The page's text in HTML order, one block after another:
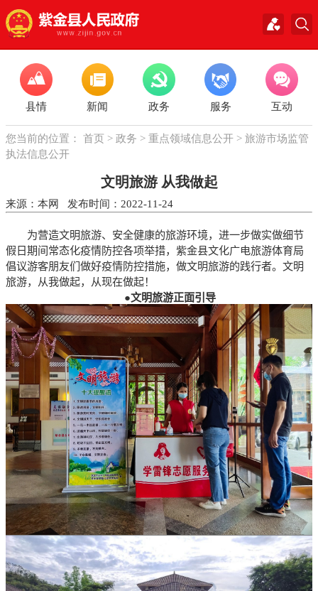
县情 新闻 政务 服务 互动
您当前的位置： 首页 > 政务 > 重点领域信息公开> 旅游市场监管
执法信息公开
文明旅游 从我做起
来源：本网 发布时间：2022-11-24
为营造文明旅游、安全健康的旅游环境，进一步做实做细节
假日期间常态化疫情防控各项举措，紫金县文化广电旅游体育局
倡议游客朋友们做好疫情防控措施，做文明旅游的践行者。文明
旅游，从我做起，从现在做起！
●文明旅游正面引导